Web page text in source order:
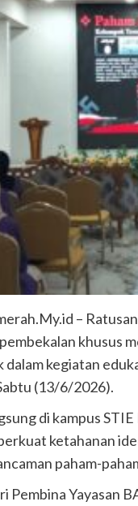
–
khusus
dalam kegiatan
(13/6/2026).
di kampus
ketahanan
paham-
Yayasan